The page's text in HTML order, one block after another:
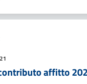
affitto